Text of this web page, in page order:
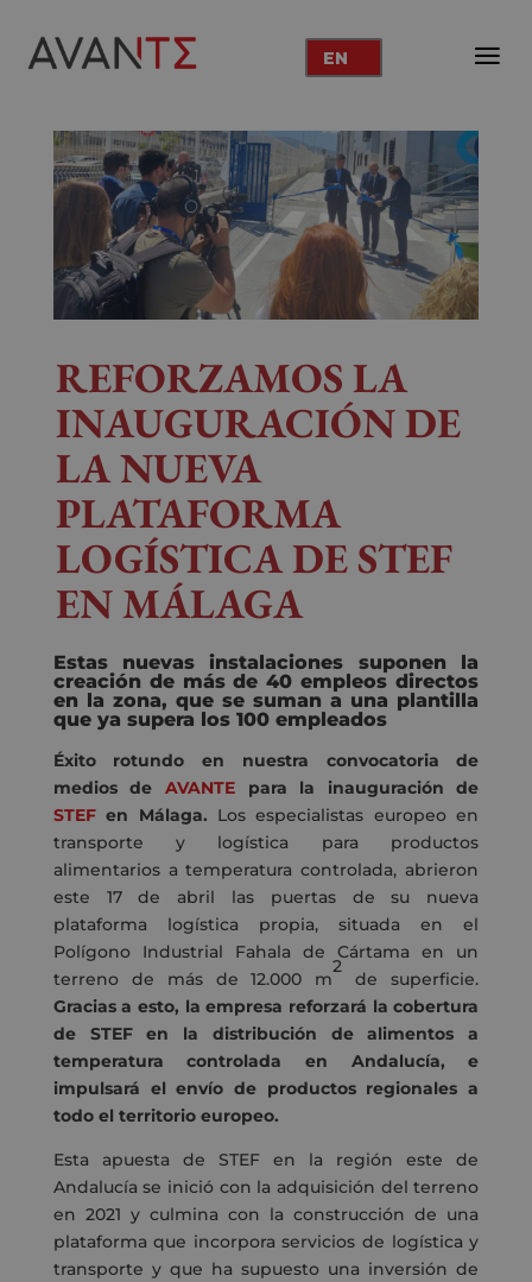
EN
REFORZAMOS LA
INAUGURACIÓN DE
LA NUEVA
PLATAFORMA
LOGÍSTICA DE STEF
EN MÁLAGA
Estas nuevas instalaciones suponen la
creación de más de 40 empleos directos
en la zona, que se suman a una plantilla
que ya supera los 100 empleados
Éxito rotundo en nuestra convocatoria de
medios de AVANTEpara la inauguración de
STEFen Málaga. Los especialistas europeo en
transporte y logística para productos
alimentarios a temperatura controlada, abrieron
este 17 de abril las puertas de su nueva
plataforma logística propia, situada en el
Polígono Industrial Fahala de Cártama en un
terreno de más de 12.000 m
2
de superficie.
Gracias a esto, la empresa reforzará la cobertura
de STEF en la distribución de alimentos a
temperatura controlada en Andalucía, e
impulsará el envío de productos regionales a
todo el territorio europeo.
Esta apuesta de STEF en la región este de
Andalucía se inició con la adquisición del terreno
en 2021 y culmina con la construcción de una
plataforma que incorpora servicios de logística y
transporte y que ha supuesto una inversión de